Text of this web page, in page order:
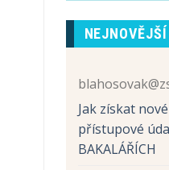
Jak získat nové
přístupové
BAKALÁŘÍCH